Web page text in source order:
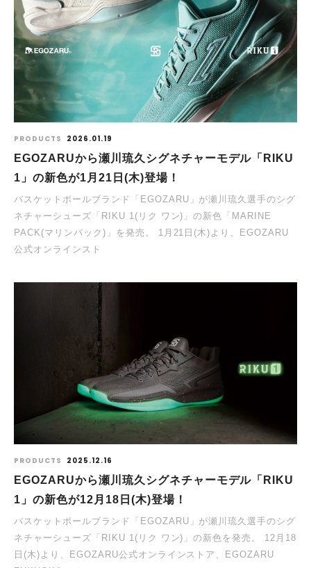
PRODUCTS 2026.01.19
EGOZARUから瀬川琉久シグネチャーモデル「RIKU
1」の新色が1⽉21⽇(木)登場！
バスケットボールブランド「EGOZARU」が瀬川琉久選手のシグ
ネチャーシューズ「RIKU 1(リク ワン)」の新⾊「MARINE
PACK(マリンパック)」を発売。 1⽉21⽇(⽊)より、EGOZARU
公式オンラインスト
PRODUCTS 2025.12.16
EGOZARUから瀬川琉久シグネチャーモデル「RIKU
1」の新色が12⽉18⽇(⽊)登場！
バスケットボールブランド「EGOZARU」が瀬川琉久選手のシグ
ネチャーシューズ「RIKU 1(リク ワン)」の新⾊を発売。 12⽉18
⽇(⽊)より、EGOZARU公式オンラインストア、EGOZARU